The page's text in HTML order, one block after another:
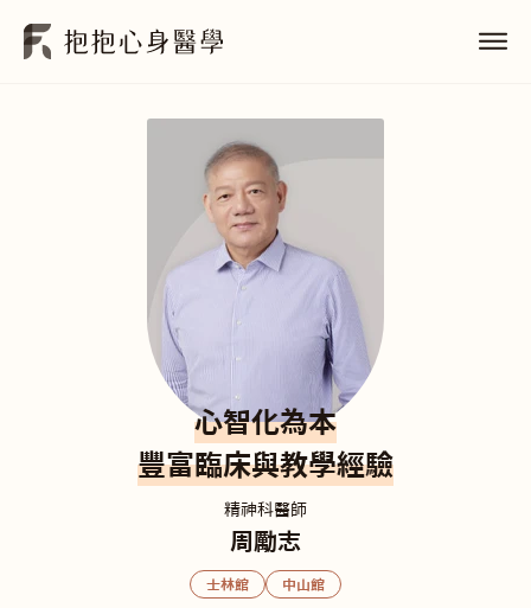
心智化為本
豐富臨床與教學經驗
精神科醫師
周勵志
士林館 中山館